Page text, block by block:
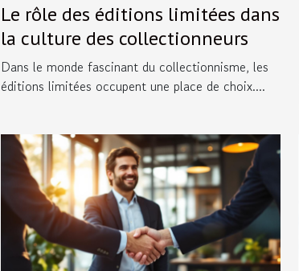
Le rôle des éditions limitées dans
la culture des collectionneurs
Dans le monde fascinant du collectionnisme, les
éditions limitées occupent une place de choix....